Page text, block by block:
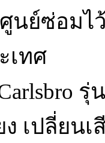
นย์ซ่อมไ
เทศ
รุ่
ง เปลี่ยน